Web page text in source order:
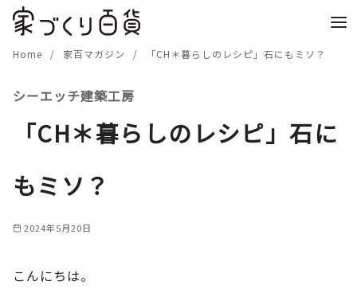
Home 家百マガジン 「CH＊暮らしのレシピ」石にもミソ？
シーエッチ建築工房
「CH＊暮らしのレシピ」石に
もミソ？
2024年5月20日
こんにちは。